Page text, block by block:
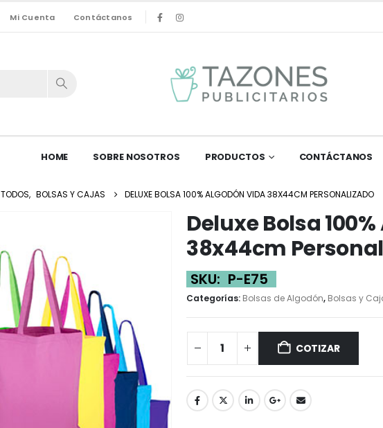
Mi Cuenta Contáctanos
HOME SOBRE NOSOTROS PRODUCTOS CONTÁCTANOS
TODOS, BOLSAS Y CAJAS DELUXE BOLSA 100% ALGODÓN VIDA 38X44CM PERSONALIZADO
Deluxe Bolsa
38x44cm
SKU: P-E75
Categorías: Bolsas de Algodón, Bolsas y
COTIZAR